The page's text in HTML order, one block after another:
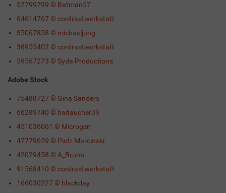
57799799 © Batman57
64614767 © contrastwerkstatt
85067858 © michaeljung
38955402 © contrastwerkstatt
59567273 © Syda Productions
Adobe Stock
75488727 © Gina Sanders
66289740 © haitaucher39
451036061 © Microgen
47779659 © Piotr Marcinski
42029458 © A_Bruno
91568410 © contrastwerkstatt
166030227 © blackday